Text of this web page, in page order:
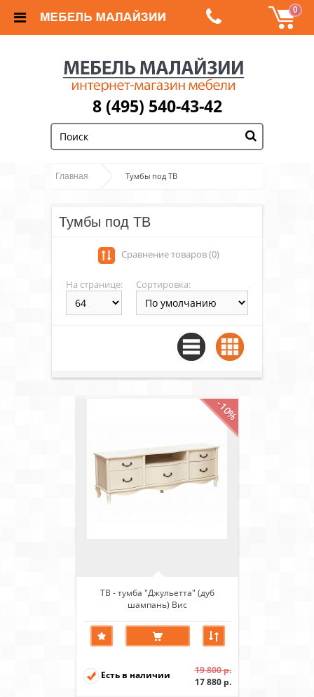
0
8 (495) 540-43-42
Главная Тумбы под ТВ
Тумбы под ТВ
Сравнение товаров (0)
На странице: Сортировка:
-10%
ТВ - тумба "Джульетта" (дуб
шампань) Вис
Есть в наличии
19 800 р.
17 880 р.